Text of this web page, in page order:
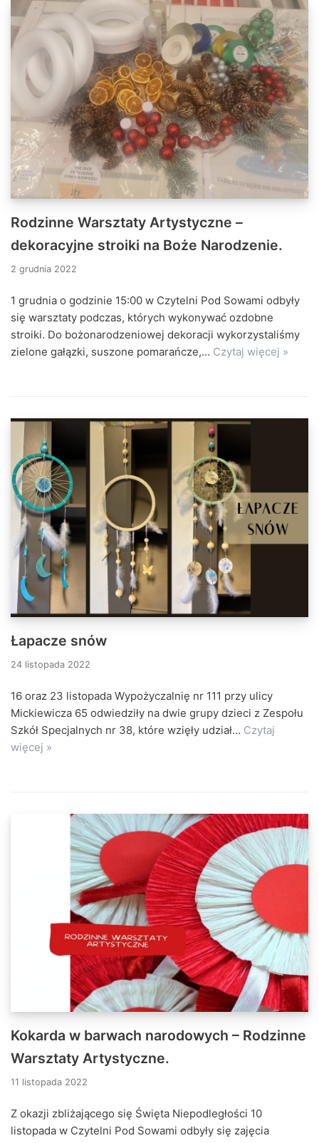
Rodzinne Warsztaty Artystyczne –
dekoracyjne stroiki na Boże Narodzenie.
2 grudnia 2022
1 grudnia o godzinie 15:00 w Czytelni Pod Sowami odbyły
się warsztaty podczas, których wykonywać ozdobne
stroiki. Do bożonarodzeniowej dekoracji wykorzystaliśmy
zielone gałązki, suszone pomarańcze,… Czytaj więcej »
Łapacze snów
24 listopada 2022
16 oraz 23 listopada Wypożyczalnię nr 111 przy ulicy
Mickiewicza 65 odwiedziły na dwie grupy dzieci z Zespołu
Szkół Specjalnych nr 38, które wzięły udział… Czytaj
więcej »
Kokarda w barwach narodowych – Rodzinne
Warsztaty Artystyczne.
11 listopada 2022
Z okazji zbliżającego się Święta Niepodległości 10
listopada w Czytelni Pod Sowami odbyły się zajęcia